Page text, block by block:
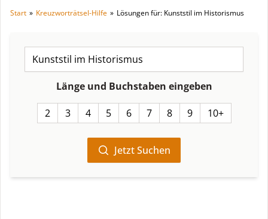
Start » Kreuzworträtsel-Hilfe » Lösungen für: Kunststil im Historismus
Länge und Buchstaben eingeben
2 3 4 5 6 7 8 9 10+
Jetzt Suchen